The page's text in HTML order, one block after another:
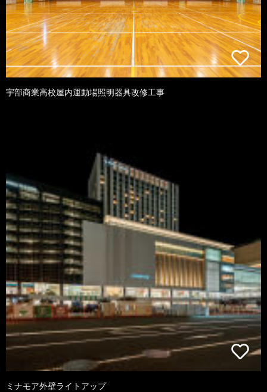
宇部商業高校屋内運動場照明器具改修工事
ミナモア外壁ライトアップ